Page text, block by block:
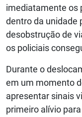
imediatamente os
dentro da unidade
desobstrução de
os policiais
Durante o
em um momento
apresentar sinais
primeiro alívio